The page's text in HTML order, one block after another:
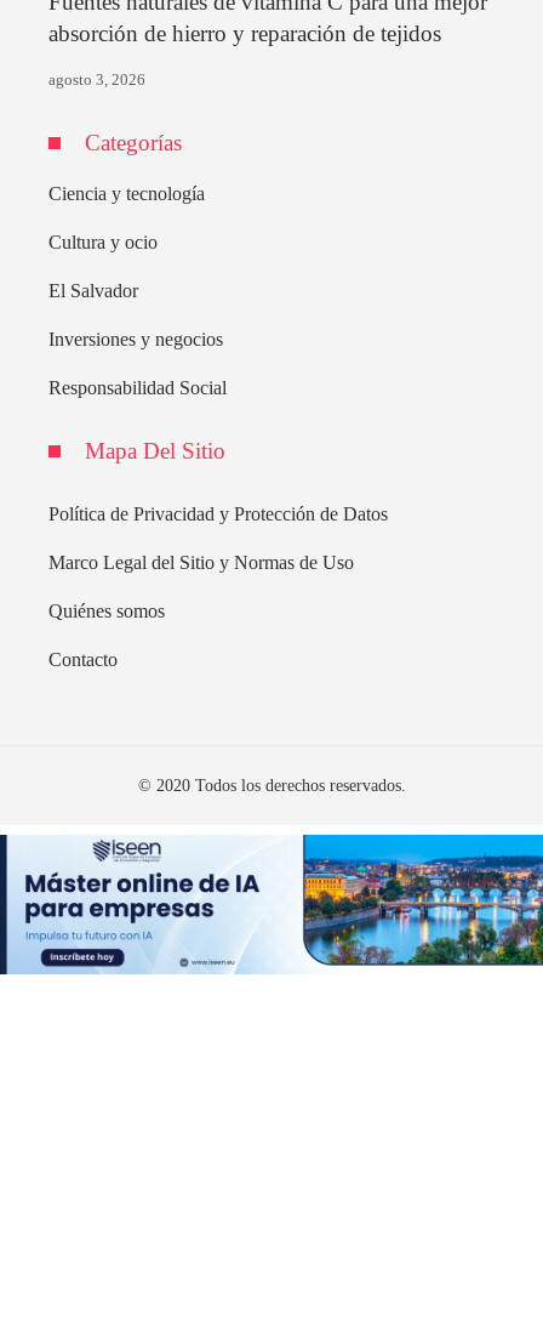
absorción de hierro y reparación de tejidos
agosto 3, 2026
Categorías
Ciencia y tecnología
Cultura y ocio
El Salvador
Inversiones y negocios
Responsabilidad Social
Mapa Del Sitio
Política de Privacidad y Protección de Datos
Marco Legal del Sitio y Normas de Uso
Quiénes somos
Contacto
© 2020 Todos los derechos reservados.